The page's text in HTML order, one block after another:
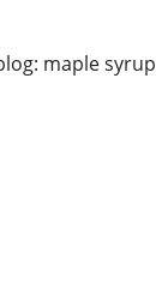
maple syrup